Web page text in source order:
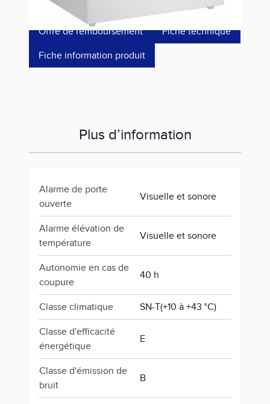
Offre de remboursement
Fiche technique
Fiche information produit
Plus d’information
Alarme de porte
ouverte
Visuelle et sonore
Alarme élévation de
température
Visuelle et sonore
Autonomie en cas de
coupure
40 h
Classe climatique SN-T(+10 à +43 °C)
Classe d'efficacité
énergétique
E
Classe d'émission de
bruit
B